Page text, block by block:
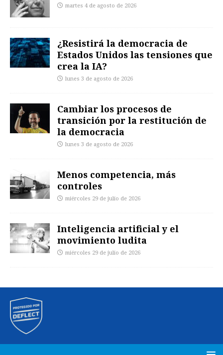
martes 4 de agosto de 2026
¿Resistirá la democracia de
Estados Unidos las tensiones que
crea la IA?
lunes 3 de agosto de 2026
Cambiar los procesos de
transición por la restitución de
la democracia
lunes 3 de agosto de 2026
Menos competencia, más
controles
miércoles 29 de julio de 2026
Inteligencia artificial y el
movimiento ludita
miércoles 29 de julio de 2026